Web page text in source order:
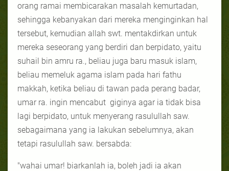
orang ramai membicarakan masalah kemurtadan,
sehingga kebanyakan dari mereka menginginkan hal
tersebut, kemudian allah swt. mentakdirkan untuk
mereka seseorang yang berdiri dan berpidato, yaitu
suhail bin amru ra., beliau juga baru masuk islam,
beliau memeluk agama islam pada hari fathu
makkah, ketika beliau di tawan pada perang badar,
umar ra. ingin mencabut giginya agar ia tidak bisa
lagi berpidato, untuk menyerang rasulullah saw.
sebagaimana yang ia lakukan sebelumnya, akan
tetapi rasulullah saw. bersabda:
"wahai umar! biarkanlah ia, boleh jadi ia akan